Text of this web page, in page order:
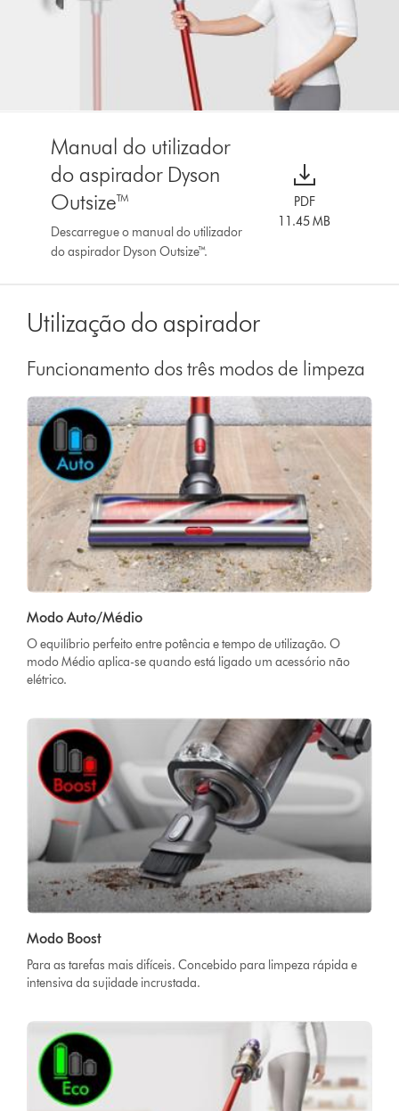
Manual do utilizador
do aspirador Dyson
Outsize™
Descarregue o manual do utilizador
do aspirador Dyson Outsize™.
PDF
11.45 MB
Utilização do aspirador
Funcionamento dos três modos de limpeza
Modo Auto/Médio
O equilíbrio perfeito entre potência e tempo de utilização. O
modo Médio aplica-se quando está ligado um acessório não
elétrico.
Modo Boost
Para as tarefas mais difíceis. Concebido para limpeza rápida e
intensiva da sujidade incrustada.